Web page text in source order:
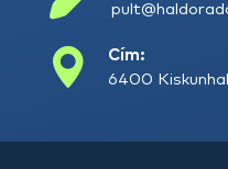
Cím:
6400